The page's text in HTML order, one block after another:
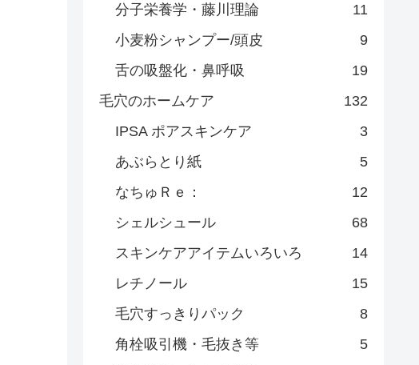
分子栄養学・藤川理論
11
小麦粉シャンプー/頭皮
9
舌の吸盤化・鼻呼吸
19
毛穴のホームケア
132
IPSA ポアスキンケア
3
あぶらとり紙
5
なちゅＲｅ：
12
シェルシュール
68
スキンケアアイテムいろいろ
14
レチノール
15
毛穴すっきりパック
8
角栓吸引機・毛抜き等
5